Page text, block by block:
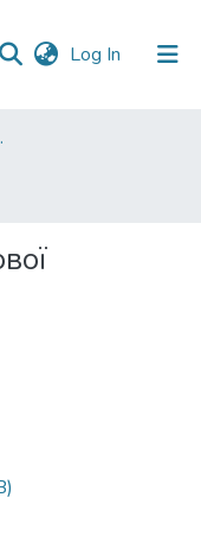
Log In (current)
наук